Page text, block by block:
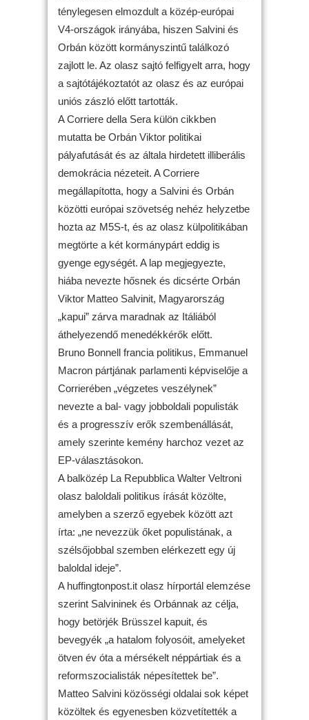
ténylegesen elmozdult a közép-európai
V4-országok irányába, hiszen Salvini és
Orbán között kormányszintű találkozó
zajlott le. Az olasz sajtó felfigyelt arra, hogy
a sajtótájékoztatót az olasz és az európai
uniós zászló előtt tartották.
A Corriere della Sera külön cikkben
mutatta be Orbán Viktor politikai
pályafutását és az általa hirdetett illiberális
demokrácia nézeteit. A Corriere
megállapította, hogy a Salvini és Orbán
közötti európai szövetség nehéz helyzetbe
hozta az M5S-t, és az olasz külpolitikában
megtörte a két kormánypárt eddig is
gyenge egységét. A lap megjegyezte,
hiába nevezte hősnek és dicsérte Orbán
Viktor Matteo Salvinit, Magyarország
„kapui” zárva maradnak az Itáliából
áthelyezendő menedékkérők előtt.
Bruno Bonnell francia politikus, Emmanuel
Macron pártjának parlamenti képviselője a
Corrierében „végzetes veszélynek”
nevezte a bal- vagy jobboldali populisták
és a progresszív erők szembenállását,
amely szerinte kemény harchoz vezet az
EP-választásokon.
A balközép La Repubblica Walter Veltroni
olasz baloldali politikus írását közölte,
amelyben a szerző egyebek között azt
írta: „ne nevezzük őket populistának, a
szélsőjobbal szemben elérkezett egy új
baloldal ideje”.
A huffingtonpost.it olasz hírportál elemzése
szerint Salvininek és Orbánnak az célja,
hogy betörjék Brüsszel kapuit, és
bevegyék „a hatalom folyosóit, amelyeket
ötven év óta a mérsékelt néppártiak és a
reformszocialisták népesítettek be”.
Matteo Salvini közösségi oldalai sok képet
közöltek és egyenesben közvetítették a